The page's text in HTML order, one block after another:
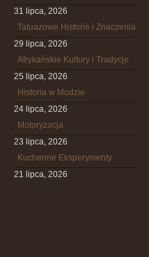
31 lipca, 2026
Tatuażowe Historie i Znaczenia
29 lipca, 2026
Afrykańskie Kultury i Tradycje
25 lipca, 2026
Historia w Modzie
24 lipca, 2026
Motoryzacja
23 lipca, 2026
Kuchenne Eksperymenty
21 lipca, 2026